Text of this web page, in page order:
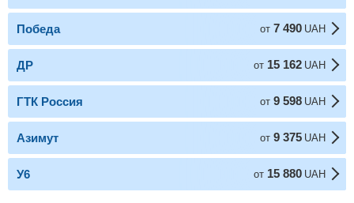
Победа от 7 490 UAH
ДР от 15 162 UAH
ГТК Россия от 9 598 UAH
Азимут от 9 375 UAH
У6 от 15 880 UAH